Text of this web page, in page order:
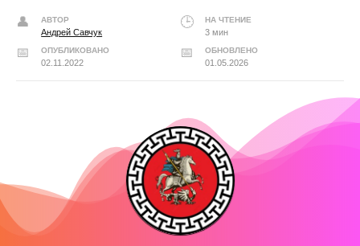
АВТОР
Андрей Савчук
НА ЧТЕНИЕ
3 мин
ОПУБЛИКОВАНО
02.11.2022
ОБНОВЛЕНО
01.05.2026